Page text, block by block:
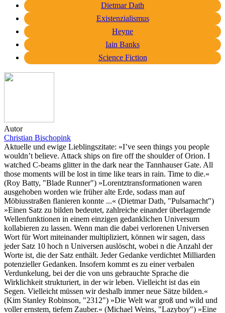
Dietmar Dath
Existenzialismus
Heyne
Iain Banks
Science Fiction
Autor
Christian Bischopink
Aktuelle und ewige Lieblingszitate: »I’ve seen things you people
wouldn’t believe. Attack ships on fire off the shoulder of Orion. I
watched C-beams glitter in the dark near the Tannhauser Gate. All
those moments will be lost in time like tears in rain. Time to die.«
(Roy Batty, "Blade Runner") »Lorentztransformationen waren
ausgehoben worden wie früher alte Erde, sodass man auf
Möbiusstraßen flanieren konnte ...« (Dietmar Dath, "Pulsarnacht")
»Einen Satz zu bilden bedeutet, zahlreiche einander überlagernde
Wellenfunktionen in einem einzigen gedanklichen Universum
kollabieren zu lassen. Wenn man die dabei verlorenen Universen
Wort für Wort miteinander multipliziert, können wir sagen, dass
jeder Satz 10 hoch n Universen auslöscht, wobei n die Anzahl der
Worte ist, die der Satz enthält. Jeder Gedanke verdichtet Milliarden
potenzieller Gedanken. Insofern kommt es zu einer verbalen
Verdunkelung, bei der die von uns gebrauchte Sprache die
Wirklichkeit strukturiert, in der wir leben. Vielleicht ist das ein
Segen. Vielleicht müssen wir deshalb immer neue Sätze bilden.«
(Kim Stanley Robinson, "2312") »Die Welt war groß und wild und
voller ernstem, tiefem Zauber.« (Michael Weins, "Lazyboy") »Eine